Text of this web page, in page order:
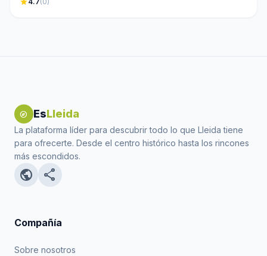
explore EsLleida
La plataforma líder para descubrir todo lo que Lleida tiene
para ofrecerte. Desde el centro histórico hasta los rincones
más escondidos.
public share
Compañía
Sobre nosotros